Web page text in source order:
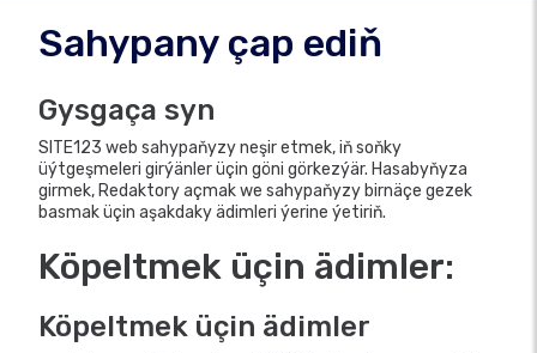
Sahypany çap ediň
Gysgaça syn
SITE123 web sahypaňyzy neşir etmek, iň soňky
üýtgeşmeleri girýänler üçin göni görkezýär. Hasabyňyza
girmek, Redaktory açmak we sahypaňyzy birnäçe gezek
basmak üçin aşakdaky ädimleri ýerine ýetiriň.
Köpeltmek üçin ädimler:
Köpeltmek üçin ädimler